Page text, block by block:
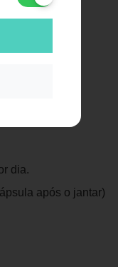
dia.
após o jantar)